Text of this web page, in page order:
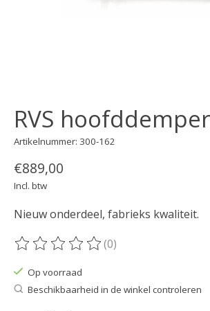
RVS
Artikelnummer: 300-162
€889,00
Incl. btw
Nieuw onderdeel, fabrieks kwaliteit.
De beoordeling van dit product is
(0)
Op voorraad
Beschikbaarheid in de winkel controleren